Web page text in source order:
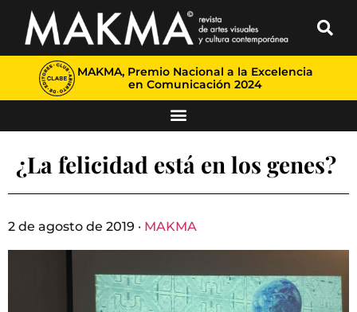
MAKMA, Premio Nacional a la Excelencia
en Comunicación 2024
¿La felicidad está en los genes?
2 de agosto de 2019 · MAKMA